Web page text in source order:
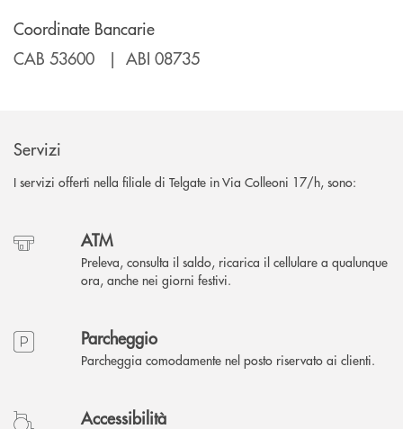
Coordinate Bancarie
CAB 53600 | ABI 08735
Servizi
I servizi offerti nella filiale di Telgate in Via Colleoni 17/h, sono:
ATM
Preleva, consulta il saldo, ricarica il cellulare a qualunque
ora, anche nei giorni festivi.
Parcheggio
Parcheggia comodamente nel posto riservato ai clienti.
Accessibilità